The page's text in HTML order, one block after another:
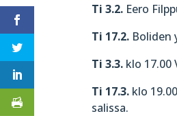
Ti 3.2. Eero
Ti 17.2. Boliden
Ti 3.3. klo
Ti 17.3. klo
salissa.